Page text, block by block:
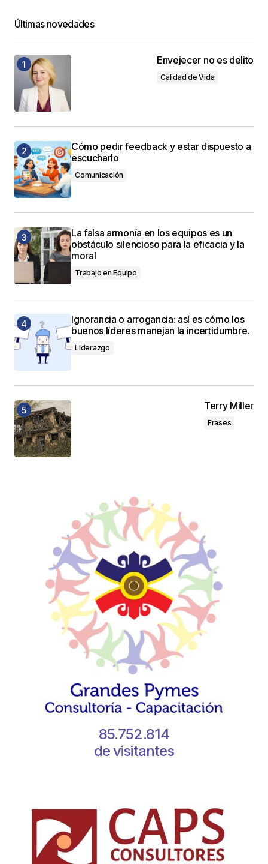
Últimas novedades
Envejecer no es delito
Calidad de Vida
Cómo pedir feedback y estar dispuesto a
escucharlo
Comunicación
La falsa armonía en los equipos es un
obstáculo silencioso para la eficacia y la
moral
Trabajo en Equipo
Ignorancia o arrogancia: así es cómo los
buenos líderes manejan la incertidumbre.
Liderazgo
Terry Miller
Frases
85.752.814
de visitantes